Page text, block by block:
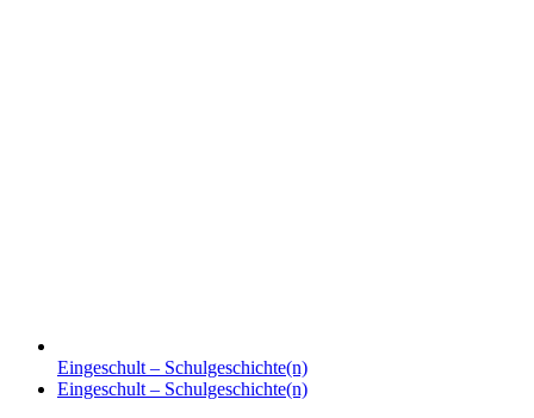
Eingeschult – Schulgeschichte(n)
Nächster
Eingeschult – Schulgeschichte(n)